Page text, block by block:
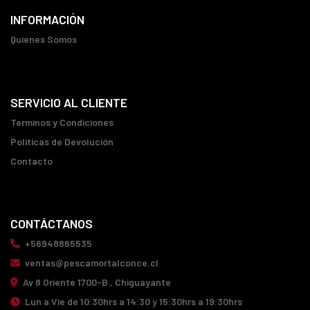
INFORMACIÓN
Quienes Somos
SERVICIO AL CLIENTE
Terminos y Condiciones
Políticas de Devolución
Contacto
CONTÁCTANOS
+56948865535
ventas@pescamortalconce.cl
Av 8 Oriente 1700-B , Chiguayante
Lun a Vie de 10:30hrs a 14:30 y 15:30hrs a 19:30hrs